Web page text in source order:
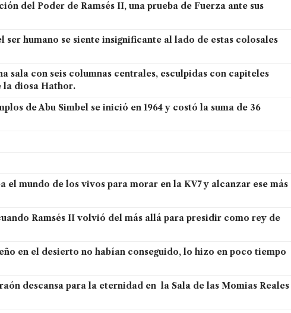
del Poder de Ramsés II, una prueba de Fuerza ante sus
ser humano se siente insignificante al lado de estas colosales
sala con seis columnas centrales, esculpidas con capiteles
la diosa Hathor.
de Abu Simbel se inició en 1964 y costó la suma de 36
el mundo de los vivos para morar en la KV7 y alcanzar ese más
Ramsés II volvió del más allá para presidir como rey de
en el desierto no habían conseguido, lo hizo en poco tiempo
descansa para la eternidad en la Sala de las Momias Reales